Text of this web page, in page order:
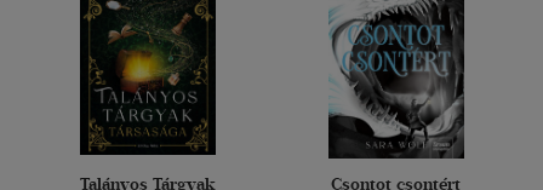
Talányos Tárgyak
Csontot csontért